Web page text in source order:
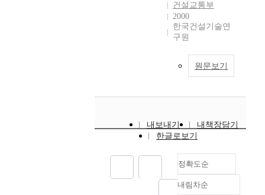
건설교통부
2000
한국건설기술연
구원
원문보기
내보내기
내책장담기
한글로보기
정확도순
정확도
내림차순